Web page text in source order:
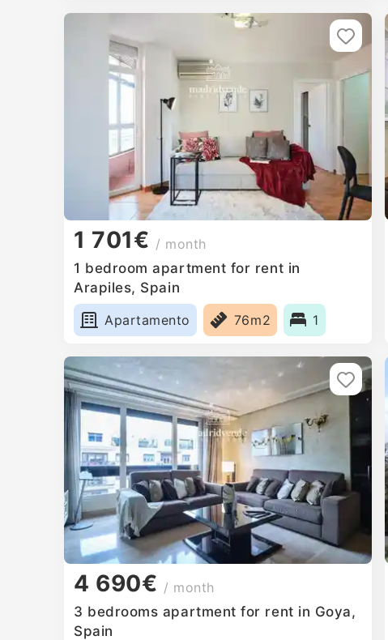
1 701€ / month
1 bedroom apartment for rent in
Arapiles, Spain
Apartamento
76m2 1
4 690€ / month
3 bedrooms apartment for rent in Goya,
Spain